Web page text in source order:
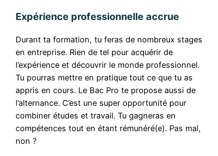
Expérience professionnelle accrue
Durant ta formation, tu feras de nombreux stages
en entreprise. Rien de tel pour acquérir de
l’expérience et découvrir le monde professionnel.
Tu pourras mettre en pratique tout ce que tu as
appris en cours. Le Bac Pro te propose aussi de
l’alternance. C’est une super opportunité pour
combiner études et travail. Tu gagneras en
compétences tout en étant rémunéré(e). Pas mal,
non ?